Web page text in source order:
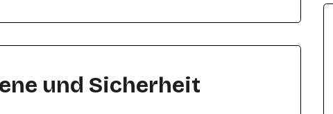
und Sicherheit